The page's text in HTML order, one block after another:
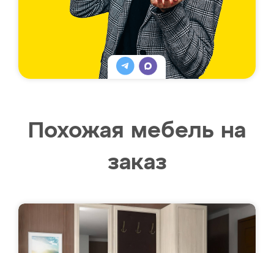
Похожая мебель на
заказ